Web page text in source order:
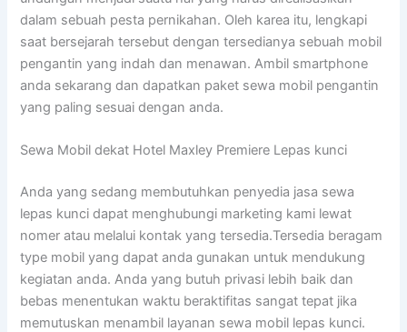
dalam sebuah pesta pernikahan. Oleh karea itu, lengkapi
saat bersejarah tersebut dengan tersedianya sebuah mobil
pengantin yang indah dan menawan. Ambil smartphone
anda sekarang dan dapatkan paket sewa mobil pengantin
yang paling sesuai dengan anda.
Sewa Mobil dekat Hotel Maxley Premiere Lepas kunci
Anda yang sedang membutuhkan penyedia jasa sewa
lepas kunci dapat menghubungi marketing kami lewat
nomer atau melalui kontak yang tersedia.Tersedia beragam
type mobil yang dapat anda gunakan untuk mendukung
kegiatan anda. Anda yang butuh privasi lebih baik dan
bebas menentukan waktu beraktifitas sangat tepat jika
memutuskan menambil layanan sewa mobil lepas kunci.